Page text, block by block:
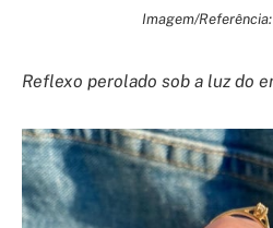
Imagem/
Reflexo perolado sob a luz do